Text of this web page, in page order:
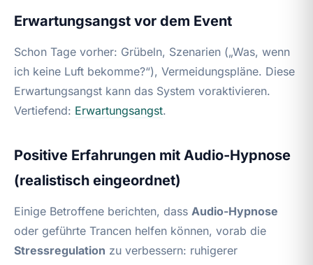
Erwartungsangst vor dem Event
Schon Tage vorher: Grübeln, Szenarien („Was, wenn
ich keine Luft bekomme?“), Vermeidungspläne. Diese
Erwartungsangst kann das System voraktivieren.
Vertiefend: Erwartungsangst.
Positive Erfahrungen mit Audio-Hypnose
(realistisch eingeordnet)
Einige Betroffene berichten, dass Audio-Hypnose
oder geführte Trancen helfen können, vorab die
Stressregulation zu verbessern: ruhigerer